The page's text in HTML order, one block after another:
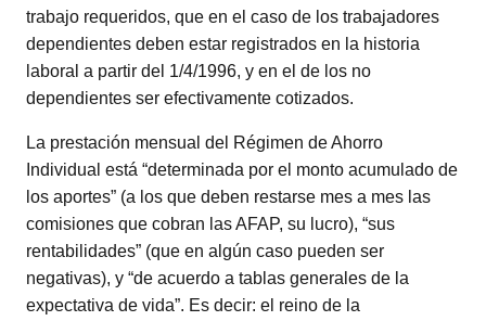
trabajo requeridos, que en el caso de los trabajadores
dependientes deben estar registrados en la historia
laboral a partir del 1/4/1996, y en el de los no
dependientes ser efectivamente cotizados.
La prestación mensual del Régimen de Ahorro
Individual está “determinada por el monto acumulado de
los aportes” (a los que deben restarse mes a mes las
comisiones que cobran las AFAP, su lucro), “sus
rentabilidades” (que en algún caso pueden ser
negativas), y “de acuerdo a tablas generales de la
expectativa de vida”. Es decir: el reino de la